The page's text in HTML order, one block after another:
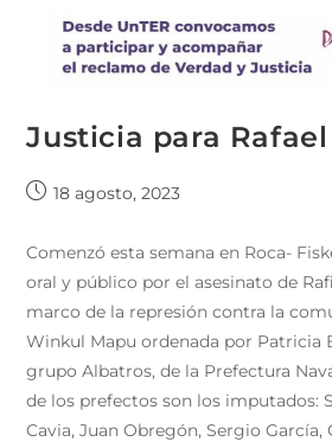
Justicia para
18 agosto, 2023
Comenzó esta semana en Roca-
oral y público por el asesinato de
marco de la represión contra la
Winkul Mapu ordenada por Patricia
grupo Albatros, de la Prefectura
de los prefectos son los imputados:
Cavia, Juan Obregón, Sergio García,